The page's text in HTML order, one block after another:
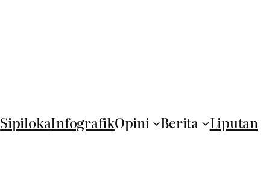
SipilokaInfografikOpini Berita Liputan